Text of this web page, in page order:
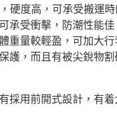
硬度高，可承受搬運
承受衝擊，防潮性能
重量較輕盈，可加大
護，而且有被尖銳物
採用前開式設計，有